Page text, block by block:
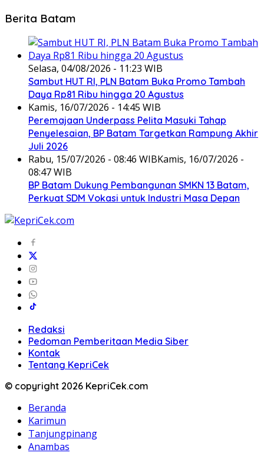
Berita Batam
Selasa, 04/08/2026 - 11:23 WIB
Sambut HUT RI, PLN Batam Buka Promo Tambah
Daya Rp81 Ribu hingga 20 Agustus
Kamis, 16/07/2026 - 14:45 WIB
Peremajaan Underpass Pelita Masuki Tahap
Penyelesaian, BP Batam Targetkan Rampung Akhir
Juli 2026
Rabu, 15/07/2026 - 08:46 WIBKamis, 16/07/2026 -
08:47 WIB
BP Batam Dukung Pembangunan SMKN 13 Batam,
Perkuat SDM Vokasi untuk Industri Masa Depan
Redaksi
Pedoman Pemberitaan Media Siber
Kontak
Tentang KepriCek
© copyright 2026 KepriCek.com
Beranda
Karimun
Tanjungpinang
Anambas